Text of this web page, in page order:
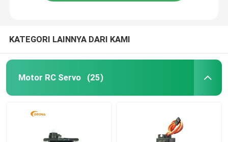
KATEGORI LAINNYA DARI KAMI
Motor RC Servo (25)